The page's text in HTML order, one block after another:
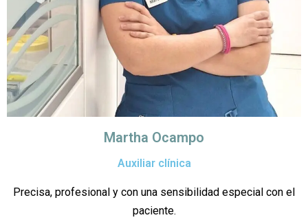
Martha Ocampo
Auxiliar clínica
Precisa, profesional y con una sensibilidad especial con el
paciente.